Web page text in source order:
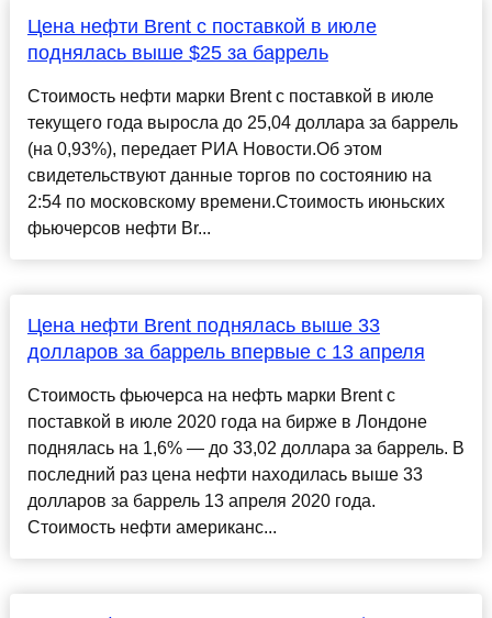
Цена нефти Brent с поставкой в июле
поднялась выше $25 за баррель
Стоимость нефти марки Brent с поставкой в июле
текущего года выросла до 25,04 доллара за баррель
(на 0,93%), передает РИА Новости.Об этом
свидетельствуют данные торгов по состоянию на
2:54 по московскому времени.Стоимость июньских
фьючерсов нефти Br...
Цена нефти Brent поднялась выше 33
долларов за баррель впервые с 13 апреля
Стоимость фьючерса на нефть марки Brent с
поставкой в июле 2020 года на бирже в Лондоне
поднялась на 1,6% — до 33,02 доллара за баррель. В
последний раз цена нефти находилась выше 33
долларов за баррель 13 апреля 2020 года.
Стоимость нефти американс...